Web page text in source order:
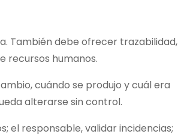
También debe ofrecer trazabilidad,
recursos humanos.
cuándo se produjo y cuál era
alterarse sin control.
el responsable, validar incidencias;